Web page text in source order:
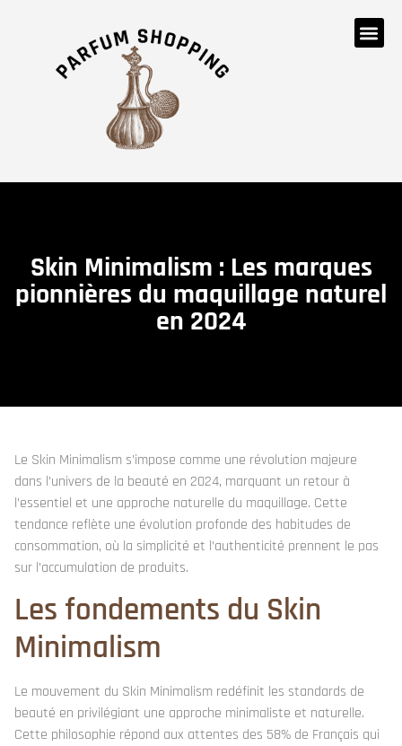
Skin Minimalism : Les marques
pionnières du maquillage naturel
en 2024
Le Skin Minimalism s’impose comme une révolution majeure
dans l’univers de la beauté en 2024, marquant un retour à
l’essentiel et une approche naturelle du maquillage. Cette
tendance reflète une évolution profonde des habitudes de
consommation, où la simplicité et l’authenticité prennent le pas
sur l’accumulation de produits.
Les fondements du Skin
Minimalism
Le mouvement du Skin Minimalism redéfinit les standards de
beauté en privilégiant une approche minimaliste et naturelle.
Cette philosophie répond aux attentes des 58% de Français qui